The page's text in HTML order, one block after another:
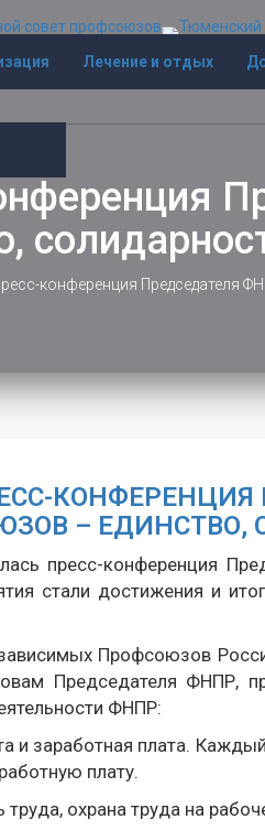
Лечение и отдых
конференция Председателя
КОНФЕРЕНЦИЯ
– ЕДИНСТВО,
пресс-конференция
стали достижения и
Профсоюзов
Председателя ФНПР,
ФНПР:
и заработная плата.
плату.
труда, охрана труда на